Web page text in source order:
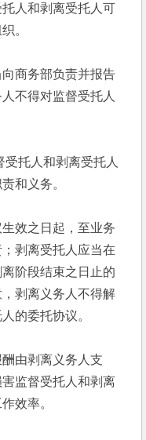
人和剥离受托人可
。
商务部负责并报告
不得对监督受托人
托人和剥离受托人
和义务。
效之日起，至业务
剥离受托人应当在
阶段结束之日止的
剥离义务人不得解
的委托协议。
由剥离义务人支
监督受托人和剥离
效率。